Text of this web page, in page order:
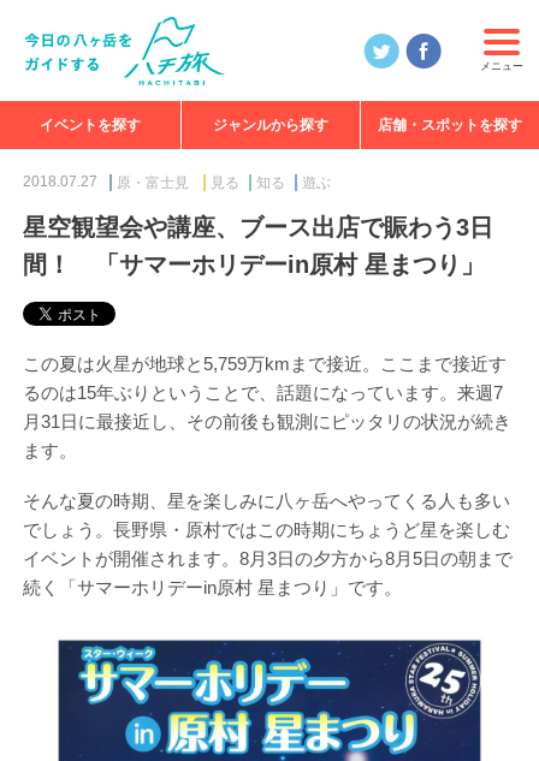
メニュー
イベントを探す ジャンルから探す 店舗・スポットを探す
2018.07.27 原・富士見 見る 知る 遊ぶ
星空観望会や講座、ブース出店で賑わう3日
間！ 「サマーホリデーin原村 星まつり」
この夏は火星が地球と5,759万kmまで接近。ここまで接近す
るのは15年ぶりということで、話題になっています。来週7
月31日に最接近し、その前後も観測にピッタリの状況が続き
ます。
そんな夏の時期、星を楽しみに八ヶ岳へやってくる人も多い
でしょう。長野県・原村ではこの時期にちょうど星を楽しむ
イベントが開催されます。8月3日の夕方から8月5日の朝まで
続く「サマーホリデーin原村 星まつり」です。